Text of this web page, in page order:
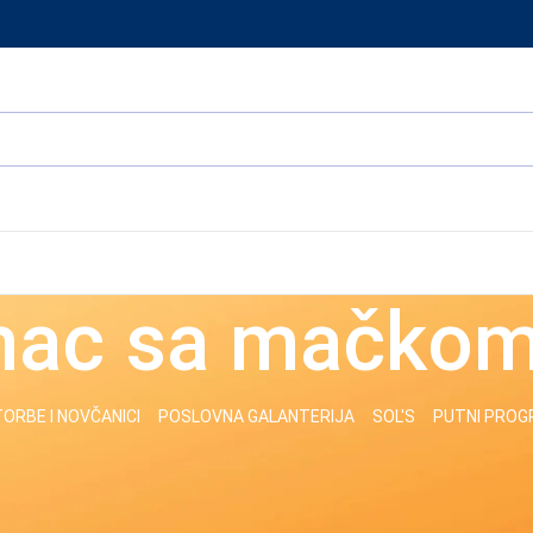
sa
I NOVČANICI POSLOVNA GALANTERIJA SOL'S PUTNI